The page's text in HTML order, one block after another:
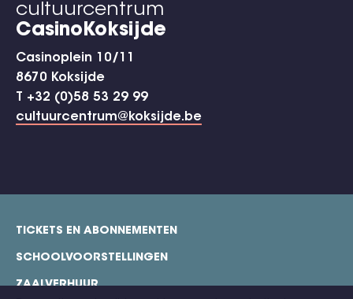
cultuurcentrum
CasinoKoksijde
Casinoplein 10/11
8670 Koksijde
T +32 (0)58 53 29 99
cultuurcentrum@koksijde.be
footer
TICKETS EN ABONNEMENTEN
SCHOOLVOORSTELLINGEN
ZAALVERHUUR